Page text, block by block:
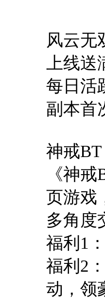
风云无
上线送
每日活
副本首
神戒BT
《神
页游戏
多角度
福利1
福利2
动，领